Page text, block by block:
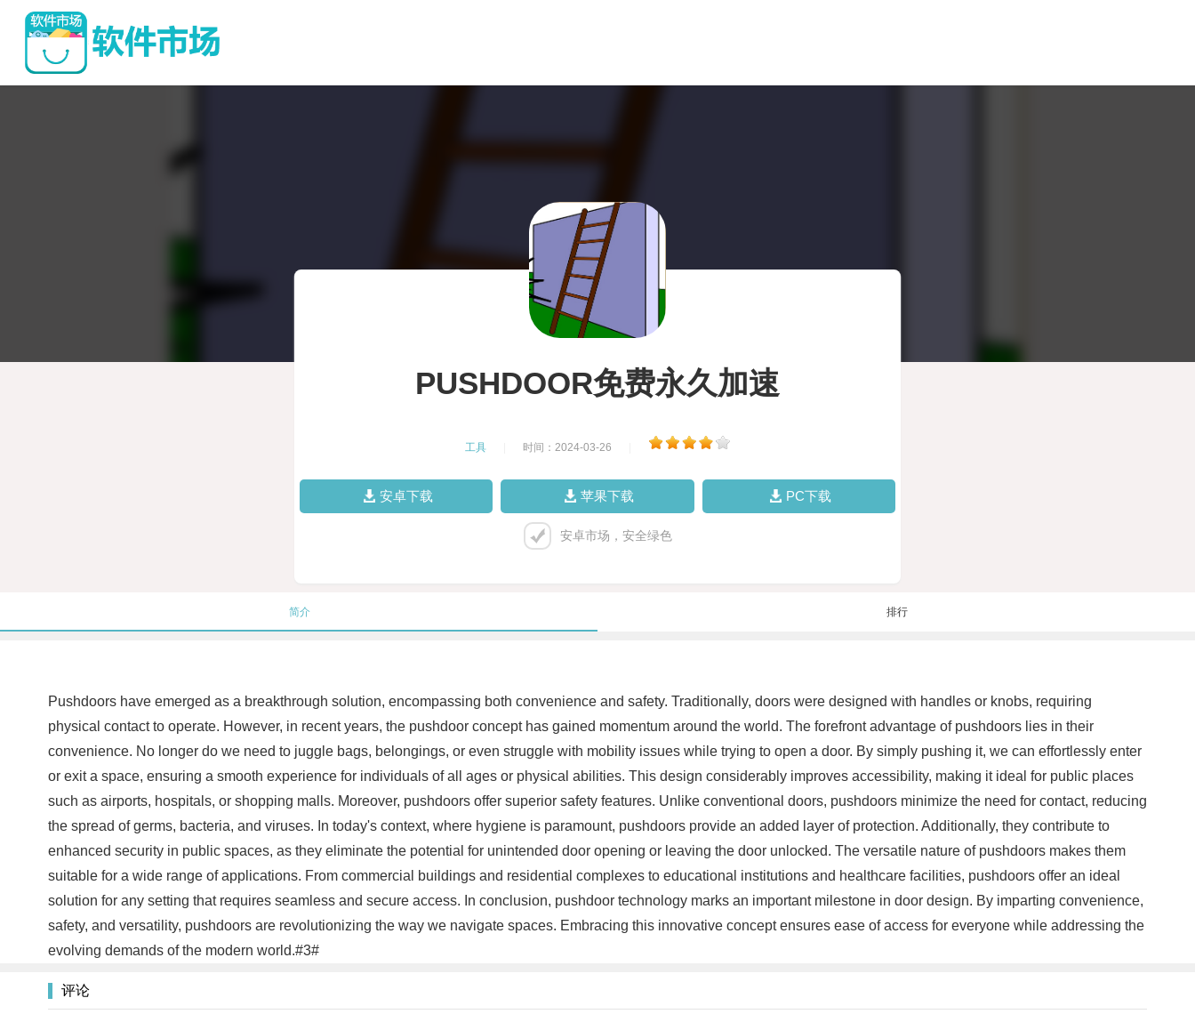
PUSHDOOR免费永久加速
工具 时间：2024-03-26
安卓下载 苹果下载 PC下载
安卓市场，安全绿色
简介 排行
Pushdoors have emerged as a breakthrough solution, encompassing both convenience and safety. Traditionally, doors were designed with handles or knobs, requiring
physical contact to operate. However, in recent years, the pushdoor concept has gained momentum around the world. The forefront advantage of pushdoors lies in their
convenience. No longer do we need to juggle bags, belongings, or even struggle with mobility issues while trying to open a door. By simply pushing it, we can effortlessly enter
or exit a space, ensuring a smooth experience for individuals of all ages or physical abilities. This design considerably improves accessibility, making it ideal for public places
such as airports, hospitals, or shopping malls. Moreover, pushdoors offer superior safety features. Unlike conventional doors, pushdoors minimize the need for contact, reducing
the spread of germs, bacteria, and viruses. In today's context, where hygiene is paramount, pushdoors provide an added layer of protection. Additionally, they contribute to
enhanced security in public spaces, as they eliminate the potential for unintended door opening or leaving the door unlocked. The versatile nature of pushdoors makes them
suitable for a wide range of applications. From commercial buildings and residential complexes to educational institutions and healthcare facilities, pushdoors offer an ideal
solution for any setting that requires seamless and secure access. In conclusion, pushdoor technology marks an important milestone in door design. By imparting convenience,
safety, and versatility, pushdoors are revolutionizing the way we navigate spaces. Embracing this innovative concept ensures ease of access for everyone while addressing the
evolving demands of the modern world.#3#
评论